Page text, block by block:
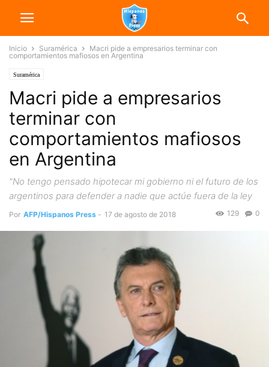
Inicio Suramérica
Macri pide a empresarios terminar con
comportamientos mafiosos en Argentina
Suramérica
Macri pide a empresarios
terminar con
comportamientos mafiosos
en Argentina
"No tengo pensado hipotecar mi gobierno ni el futuro de los
argentinos para defender a nadie que actúe fuera de la ley
Por AFP/Hispanos Press - 17 de agosto de 2018 0
129